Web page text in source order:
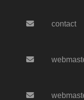
contact